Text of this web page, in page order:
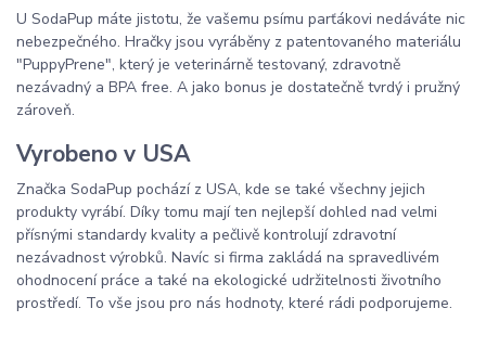
U SodaPup máte jistotu, že vašemu psímu parťákovi nedáváte nic
nebezpečného. Hračky jsou vyráběny z patentovaného materiálu
"PuppyPrene", který je veterinárně testovaný, zdravotně
nezávadný a BPA free. A jako bonus je dostatečně tvrdý i pružný
zároveň.
Vyrobeno v USA
Značka SodaPup pochází z USA, kde se také všechny jejich
produkty vyrábí. Díky tomu mají ten nejlepší dohled nad velmi
přísnými standardy kvality a pečlivě kontrolují zdravotní
nezávadnost výrobků. Navíc si firma zakládá na spravedlivém
ohodnocení práce a také na ekologické udržitelnosti životního
prostředí. To vše jsou pro nás hodnoty, které rádi podporujeme.